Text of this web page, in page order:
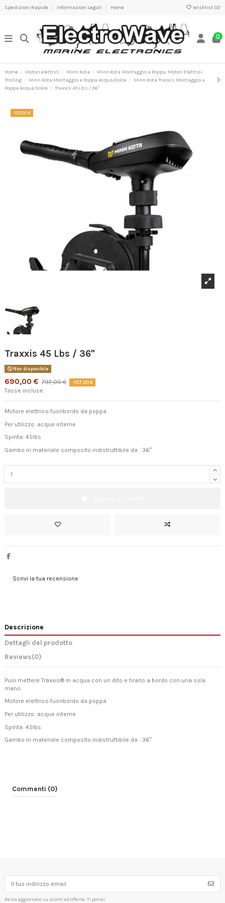
Spedizioni Rapide Informazioni Legali Home Wishlist (0)
0
Home Motori elettrici Minn Kota
Minn Kota Montaggio a Poppa: Motori Elettrici
Trolling
Minn Kota Montaggio a Poppa Acqua Dolce
Minn Kota Traxxis Montaggio a
Poppa Acqua Dolce
Traxxis 45 Lbs / 36"
-107,00 €
Traxxis 45 Lbs / 36"
Non disponibile
690,00 € 797,00 € -107,00 €
Tasse incluse
Motore elettrico fuoribordo da poppa
Per utilizzo: acque interne
Spinta: 45lbs
Gambo in materiale composito indistruttibile da : 36″
Scrivi la tua recensione
Descrizione
Dettagli del prodotto
Reviews(0)
Puoi mettere Traxxis® in acqua con un dito e tirarlo a bordo con una sola
mano.
Motore elettrico fuoribordo da poppa
Per utilizzo: acque interne
Spinta: 45lbs
Gambo in materiale composito indistruttibile da : 36″
Commenti (0)
Resta aggiornato su sconti ed offerte. Ti potrai